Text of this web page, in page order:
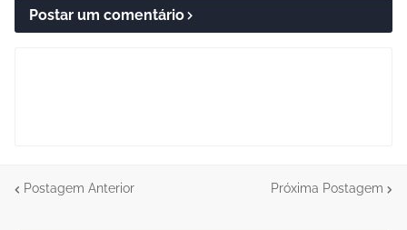
Postar um comentário
Postagem Anterior Próxima Postagem